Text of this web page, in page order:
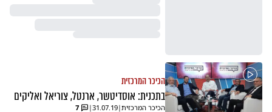
הכיכר המרכזית
בתכנית: אוסדיטשר, ארנטל, צוריאל ואליקים
הכיכר המרכזית|
31.07.19
|
7